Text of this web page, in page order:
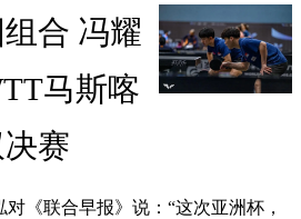
合 冯耀
马斯喀
赛
《联合早报》说：“这次亚洲杯，